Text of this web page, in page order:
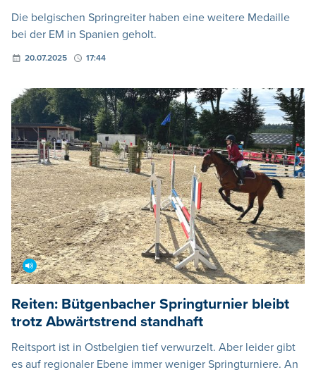
Die belgischen Springreiter haben eine weitere Medaille
bei der EM in Spanien geholt.
20.07.2025 17:44
Reiten: Bütgenbacher Springturnier bleibt
trotz Abwärtstrend standhaft
Reitsport ist in Ostbelgien tief verwurzelt. Aber leider gibt
es auf regionaler Ebene immer weniger Springturniere. An